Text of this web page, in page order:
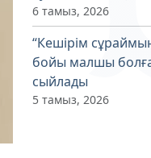
6 тамыз, 2026
“Кешірім
бойы малшы
сыйлады
5 тамыз, 2026